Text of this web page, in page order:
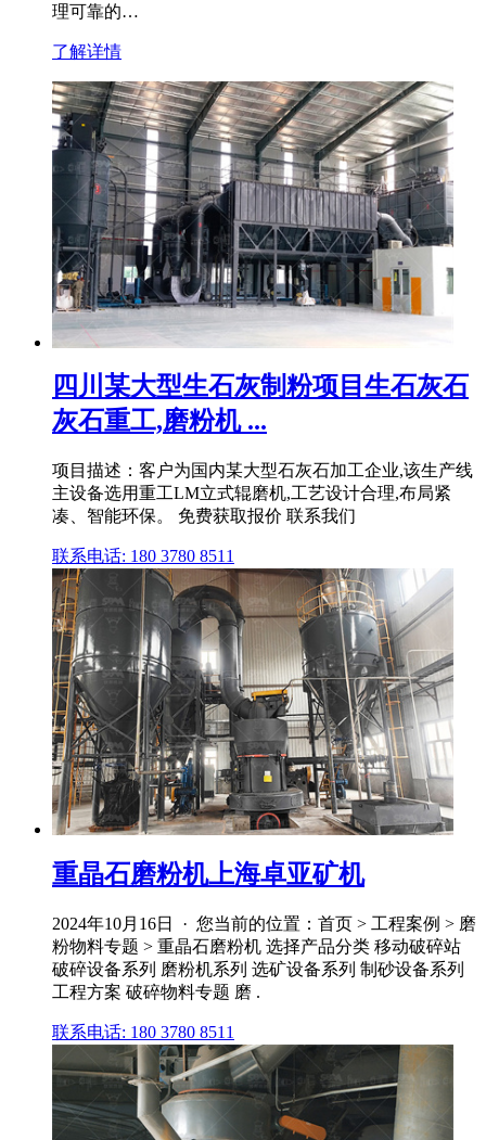
理可靠的…
了解详情
四川某大型生石灰制粉项目生石灰石
灰石重工,磨粉机 ...
项目描述：客户为国内某大型石灰石加工企业,该生产线
主设备选用重工LM立式辊磨机,工艺设计合理,布局紧
凑、智能环保。 免费获取报价 联系我们
联系电话: 180 3780 8511
重晶石磨粉机上海卓亚矿机
2024年10月16日 · 您当前的位置：首页 > 工程案例 > 磨
粉物料专题 > 重晶石磨粉机 选择产品分类 移动破碎站
破碎设备系列 磨粉机系列 选矿设备系列 制砂设备系列
工程方案 破碎物料专题 磨 .
联系电话: 180 3780 8511